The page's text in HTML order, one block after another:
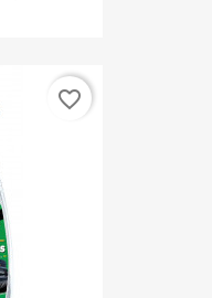
favorite_border